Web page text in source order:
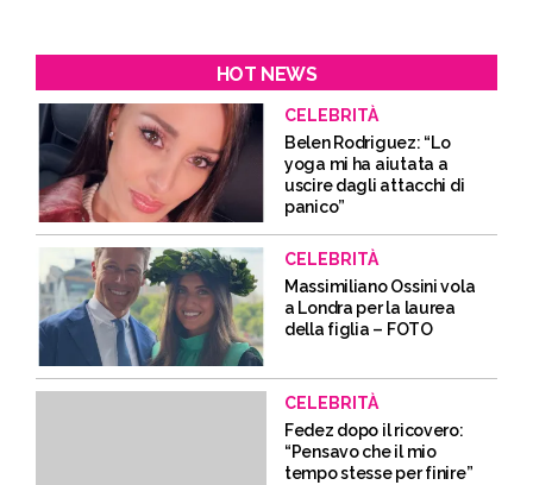
HOT NEWS
CELEBRITÀ
Belen Rodriguez: “Lo
yoga mi ha aiutata a
uscire dagli attacchi di
panico”
CELEBRITÀ
Massimiliano Ossini vola
a Londra per la laurea
della figlia – FOTO
CELEBRITÀ
Fedez dopo il ricovero:
“Pensavo che il mio
tempo stesse per finire”